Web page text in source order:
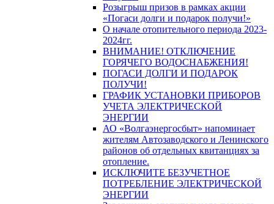
Розыгрыш призов в рамках акции
«Погаси долги и подарок получи!»
О начале отопительного периода 2023-
2024гг.
ВНИМАНИЕ! ОТКЛЮЧЕНИЕ
ГОРЯЧЕГО ВОДОСНАБЖЕНИЯ!
ПОГАСИ ДОЛГИ И ПОДАРОК
ПОЛУЧИ!
ГРАФИК УСТАНОВКИ ПРИБОРОВ
УЧЕТА ЭЛЕКТРИЧЕСКОЙ
ЭНЕРГИИ
АО «Волгаэнергосбыт» напоминает
жителям Автозаводского и Ленинского
районов об отдельных квитанциях за
отопление.
ИСКЛЮЧИТЕ БЕЗУЧЕТНОЕ
ПОТРЕБЛЕНИЕ ЭЛЕКТРИЧЕСКОЙ
ЭНЕРГИИ